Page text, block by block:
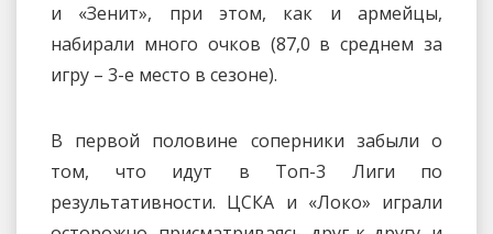
и «Зенит», при этом, как и армейцы,
набирали много очков (87,0 в среднем за
игру – 3-е место в сезоне).
В первой половине соперники забыли о
том, что идут в Топ-3 Лиги по
результативности. ЦСКА и «Локо» играли